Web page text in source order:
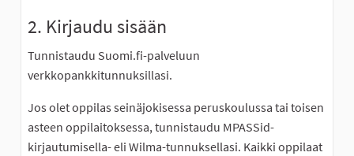
2. Kirjaudu sisään
Tunnistaudu Suomi.fi-palveluun
verkkopankkitunnuksillasi.
Jos olet oppilas seinäjokisessa peruskoulussa tai toisen
asteen oppilaitoksessa, tunnistaudu MPASSid-
kirjautumisella- eli Wilma-tunnuksellasi. Kaikki oppilaat